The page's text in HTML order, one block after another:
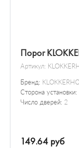
Порог
Артикул:
Бренд:
Сторона установки:
Число дверей: 2
149.64 руб